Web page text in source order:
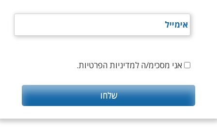
אני מסכימ/ה למדיניות הפרטיות.